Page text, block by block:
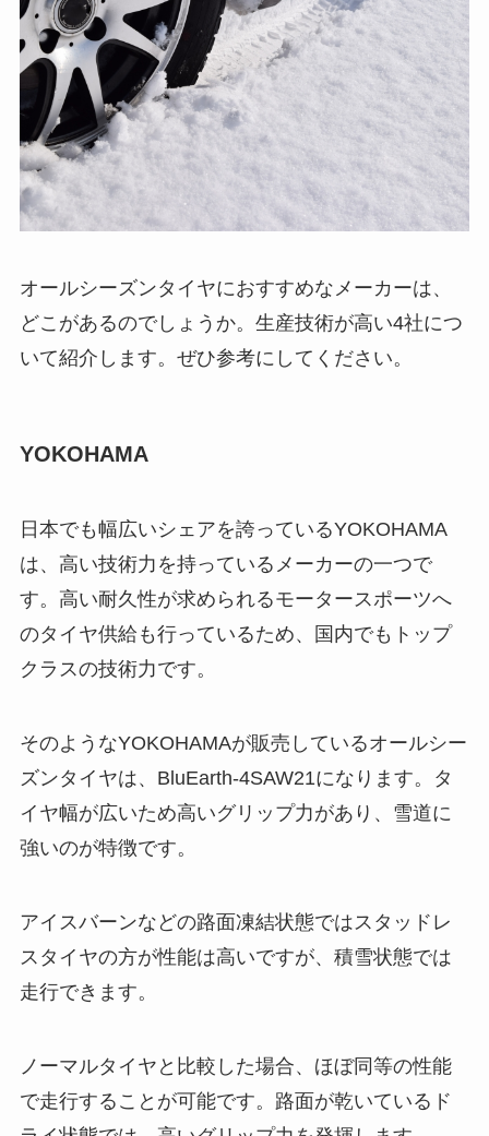
オールシーズンタイヤにおすすめなメーカーは、
どこがあるのでしょうか。生産技術が高い4社につ
いて紹介します。ぜひ参考にしてください。
YOKOHAMA
日本でも幅広いシェアを誇っているYOKOHAMA
は、高い技術力を持っているメーカーの一つで
す。高い耐久性が求められるモータースポーツへ
のタイヤ供給も行っているため、国内でもトップ
クラスの技術力です。
そのようなYOKOHAMAが販売しているオールシー
ズンタイヤは、BluEarth-4SAW21になります。タ
イヤ幅が広いため高いグリップ力があり、雪道に
強いのが特徴です。
アイスバーンなどの路面凍結状態ではスタッドレ
スタイヤの方が性能は高いですが、積雪状態では
走行できます。
ノーマルタイヤと比較した場合、ほぼ同等の性能
で走行することが可能です。路面が乾いているド